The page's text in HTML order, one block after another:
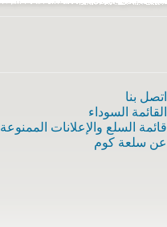
اتصل بنا
القائمة السوداء
قائمة السلع والإعلانات الممنوعة
عن سلعة كوم